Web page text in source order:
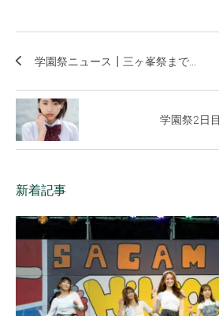
学園祭ニュース┃三ヶ峯祭まで...
学園祭2日
新着記事